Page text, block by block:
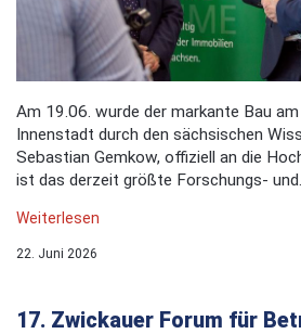
Am 19.06. wurde der markante Bau
Innenstadt durch den sächsischen
Sebastian Gemkow, offiziell an die
ist das derzeit größte Forschungs-
Weiterlesen
22. Juni 2026
17. Zwickauer Forum für